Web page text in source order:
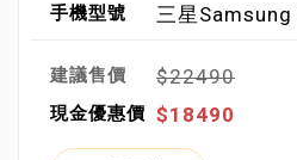
三星
$22490
$18490